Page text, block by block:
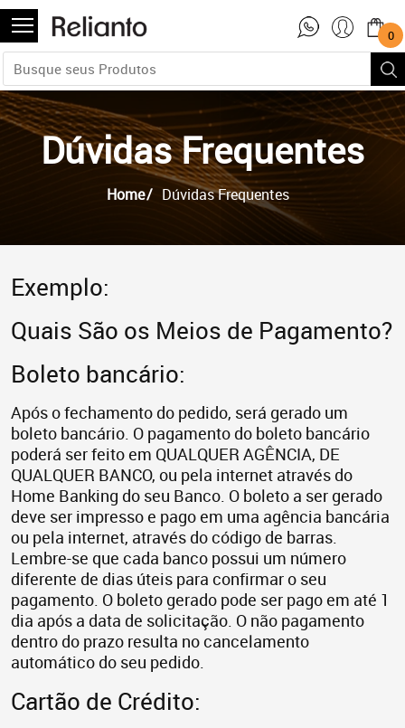
0
Dúvidas Frequentes
Home Dúvidas Frequentes
Exemplo:
Quais São os Meios de Pagamento?
Boleto bancário:
Após o fechamento do pedido, será gerado um
boleto bancário. O pagamento do boleto bancário
poderá ser feito em QUALQUER AGÊNCIA, DE
QUALQUER BANCO, ou pela internet através do
Home Banking do seu Banco. O boleto a ser gerado
deve ser impresso e pago em uma agência bancária
ou pela internet, através do código de barras.
Lembre-se que cada banco possui um número
diferente de dias úteis para confirmar o seu
pagamento. O boleto gerado pode ser pago em até 1
dia após a data de solicitação. O não pagamento
dentro do prazo resulta no cancelamento
automático do seu pedido.
Cartão de Crédito: